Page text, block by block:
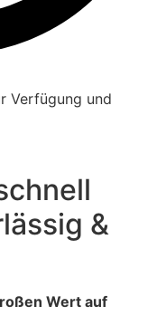
Verfügung und
&
Wert auf